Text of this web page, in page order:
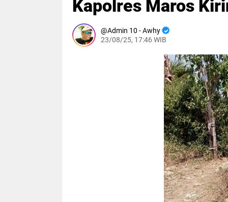
Kapolres Maros
Admin 10 - Awhy
23/08/25, 17:46 WIB